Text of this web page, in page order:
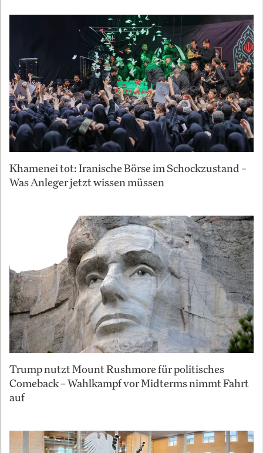
Khamenei tot: Iranische Börse im Schockzustand –
Was Anleger jetzt wissen müssen
Trump nutzt Mount Rushmore für politisches
Comeback – Wahlkampf vor Midterms nimmt Fahrt
auf